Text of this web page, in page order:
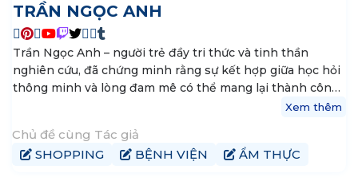
TRẦN NGỌC ANH
Trần Ngọc Anh – người trẻ đầy tri thức và tinh thần
nghiên cứu, đã chứng minh rằng sự kết hợp giữa học hỏi
thông minh và lòng đam mê có thể mang lại thành công
vượt bậc. Cô là nguồn cảm hứng cho những ai theo đuổi
Ngọc Anh không có tác giả yêu thích riêng, nhưng cuốn
“Búp sen xanh” của nhà văn Sơn Tùng đặc biệt gây ấn
Xem thêm
Chủ đề cùng Tác giả
SHOPPING
BỆNH VIỆN ẨM THỰC